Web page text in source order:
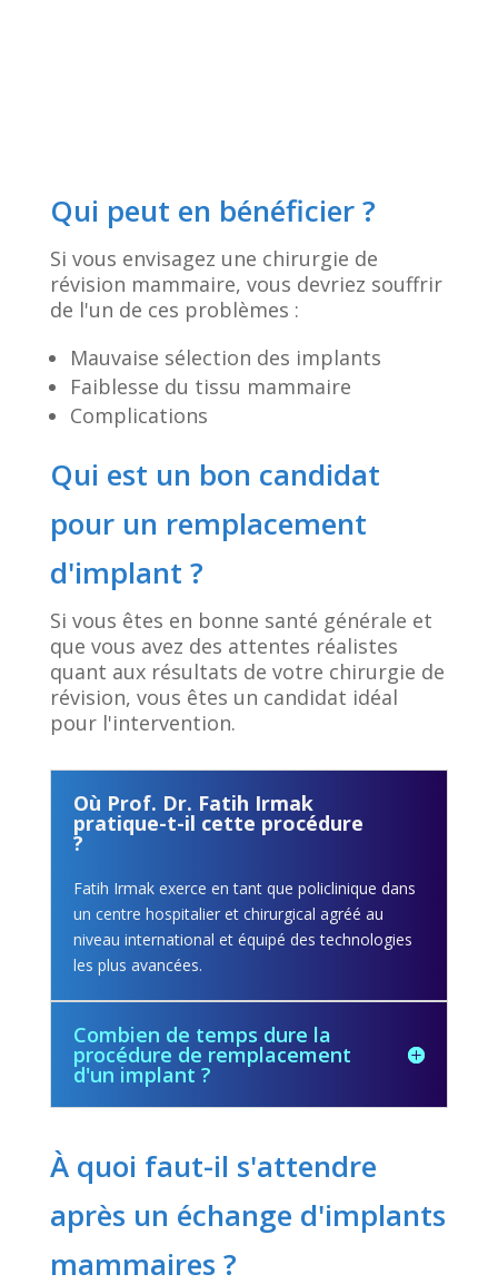
Qui peut en bénéficier ?
Si vous envisagez une chirurgie de
révision mammaire, vous devriez souffrir
de l'un de ces problèmes :
Mauvaise sélection des implants
Faiblesse du tissu mammaire
Complications
Qui est un bon candidat
pour un remplacement
d'implant ?
Si vous êtes en bonne santé générale et
que vous avez des attentes réalistes
quant aux résultats de votre chirurgie de
révision, vous êtes un candidat idéal
pour l'intervention.
Où Prof. Dr. Fatih Irmak
pratique-t-il cette procédure
?
Fatih Irmak exerce en tant que policlinique dans
un centre hospitalier et chirurgical agréé au
niveau international et équipé des technologies
les plus avancées.
Combien de temps dure la
procédure de remplacement
d'un implant ?
À quoi faut-il s'attendre
après un échange d'implants
mammaires ?